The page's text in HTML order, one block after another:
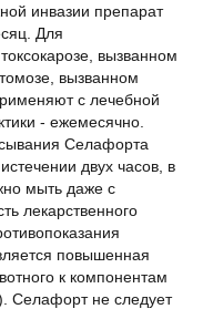
инвазии препарат
Для
вызванном
вызванном
с лечебной
- ежемесячно.
Селафорта
двух часов, в
мыть даже с
лекарственного
повышенная
к компонентам
Селафорт не следует